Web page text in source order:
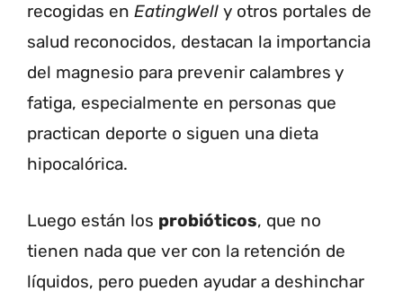
recogidas en EatingWell y otros portales de
salud reconocidos, destacan la importancia
del magnesio para prevenir calambres y
fatiga, especialmente en personas que
practican deporte o siguen una dieta
hipocalórica.
Luego están los probióticos, que no
tienen nada que ver con la retención de
líquidos, pero pueden ayudar a deshinchar